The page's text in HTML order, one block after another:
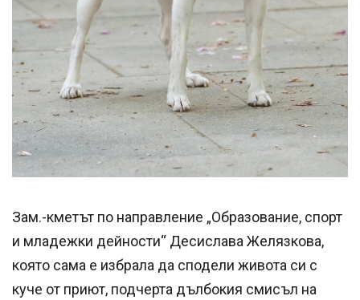
Зам.-кметът по направление „Образование, спорт
и младежки дейности“ Десислава Желязкова,
която сама е избрала да сподели живота си с
куче от приют, подчерта дълбокия смисъл на